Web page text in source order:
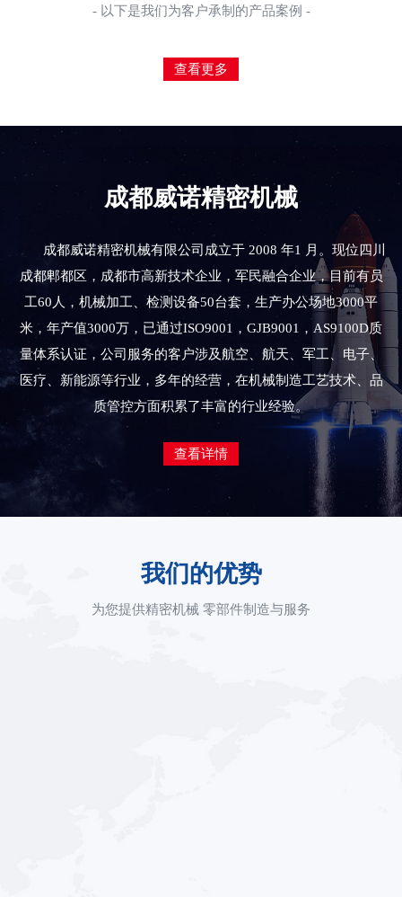
- 以下是我们为客户承制的产品案例 -
查看更多
成都威诺精密机械
成都威诺精密机械有限公司成立于 2008 年1 月。现位四川
成都郫都区，成都市高新技术企业，军民融合企业，目前有员
工60人，机械加工、检测设备50台套，生产办公场地3000平
米，年产值3000万，已通过ISO9001，GJB9001，AS9100D质
量体系认证，公司服务的客户涉及航空、航天、军工、电子、
医疗、新能源等行业，多年的经营，在机械制造工艺技术、品
质管控方面积累了丰富的行业经验。
查看详情
我们的优势
为您提供精密机械 零部件制造与服务